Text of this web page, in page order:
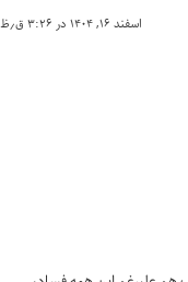
اسفند ۱۶, ۱۴۰۴ در ۳:۲۶ ق٫ظ